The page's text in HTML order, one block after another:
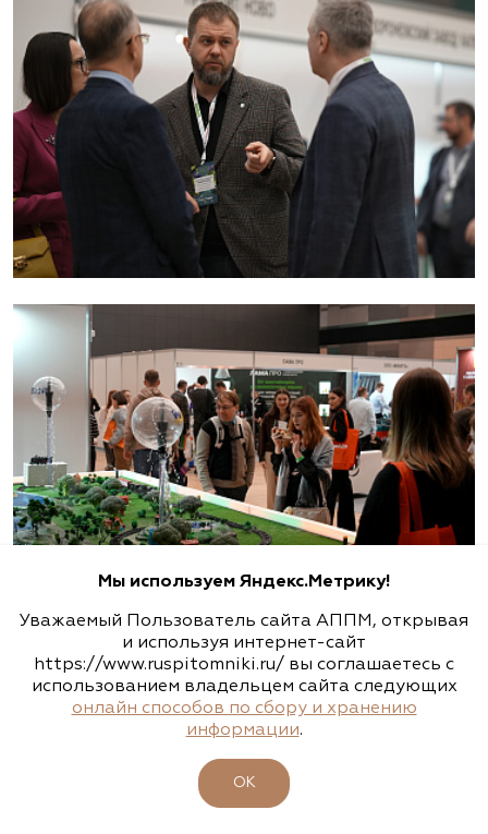
Мы используем Яндекс.Метрику!
Уважаемый Пользователь сайта АППМ, открывая
и используя интернет-сайт
https://www.ruspitomniki.ru/ вы соглашаетесь с
использованием владельцем сайта следующих
онлайн способов по сбору и хранению
информации.
ОК